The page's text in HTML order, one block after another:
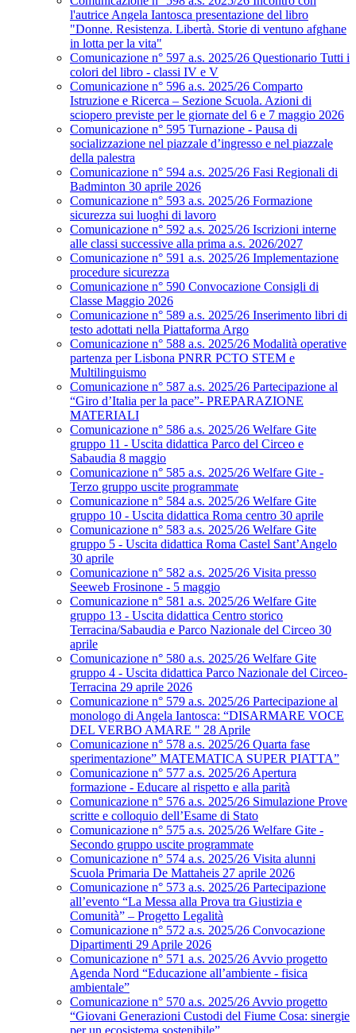
l'autrice Angela Iantosca presentazione del libro
"Donne. Resistenza. Libertà. Storie di ventuno afghane
in lotta per la vita"
Comunicazione n° 597 a.s. 2025/26 Questionario Tutti i
colori del libro - classi IV e V
Comunicazione n° 596 a.s. 2025/26 Comparto
Istruzione e Ricerca – Sezione Scuola. Azioni di
sciopero previste per le giornate del 6 e 7 maggio 2026
Comunicazione n° 595 Turnazione - Pausa di
socializzazione nel piazzale d’ingresso e nel piazzale
della palestra
Comunicazione n° 594 a.s. 2025/26 Fasi Regionali di
Badminton 30 aprile 2026
Comunicazione n° 593 a.s. 2025/26 Formazione
sicurezza sui luoghi di lavoro
Comunicazione n° 592 a.s. 2025/26 Iscrizioni interne
alle classi successive alla prima a.s. 2026/2027
Comunicazione n° 591 a.s. 2025/26 Implementazione
procedure sicurezza
Comunicazione n° 590 Convocazione Consigli di
Classe Maggio 2026
Comunicazione n° 589 a.s. 2025/26 Inserimento libri di
testo adottati nella Piattaforma Argo
Comunicazione n° 588 a.s. 2025/26 Modalità operative
partenza per Lisbona PNRR PCTO STEM e
Multilinguismo
Comunicazione n° 587 a.s. 2025/26 Partecipazione al
“Giro d’Italia per la pace”- PREPARAZIONE
MATERIALI
Comunicazione n° 586 a.s. 2025/26 Welfare Gite
gruppo 11 - Uscita didattica Parco del Circeo e
Sabaudia 8 maggio
Comunicazione n° 585 a.s. 2025/26 Welfare Gite -
Terzo gruppo uscite programmate
Comunicazione n° 584 a.s. 2025/26 Welfare Gite
gruppo 10 - Uscita didattica Roma centro 30 aprile
Comunicazione n° 583 a.s. 2025/26 Welfare Gite
gruppo 5 - Uscita didattica Roma Castel Sant’Angelo
30 aprile
Comunicazione n° 582 a.s. 2025/26 Visita presso
Seeweb Frosinone - 5 maggio
Comunicazione n° 581 a.s. 2025/26 Welfare Gite
gruppo 13 - Uscita didattica Centro storico
Terracina/Sabaudia e Parco Nazionale del Circeo 30
aprile
Comunicazione n° 580 a.s. 2025/26 Welfare Gite
gruppo 4 - Uscita didattica Parco Nazionale del Circeo-
Terracina 29 aprile 2026
Comunicazione n° 579 a.s. 2025/26 Partecipazione al
monologo di Angela Iantosca: “DISARMARE VOCE
DEL VERBO AMARE " 28 Aprile
Comunicazione n° 578 a.s. 2025/26 Quarta fase
sperimentazione” MATEMATICA SUPER PIATTA”
Comunicazione n° 577 a.s. 2025/26 Apertura
formazione - Educare al rispetto e alla parità
Comunicazione n° 576 a.s. 2025/26 Simulazione Prove
scritte e colloquio dell’Esame di Stato
Comunicazione n° 575 a.s. 2025/26 Welfare Gite -
Secondo gruppo uscite programmate
Comunicazione n° 574 a.s. 2025/26 Visita alunni
Scuola Primaria De Mattaheis 27 aprile 2026
Comunicazione n° 573 a.s. 2025/26 Partecipazione
all’evento “La Messa alla Prova tra Giustizia e
Comunità” – Progetto Legalità
Comunicazione n° 572 a.s. 2025/26 Convocazione
Dipartimenti 29 Aprile 2026
Comunicazione n° 571 a.s. 2025/26 Avvio progetto
Agenda Nord “Educazione all’ambiente - fisica
ambientale”
Comunicazione n° 570 a.s. 2025/26 Avvio progetto
“Giovani Generazioni Custodi del Fiume Cosa: sinergie